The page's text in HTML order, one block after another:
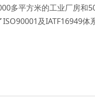
多平方米的工业厂房和
及IATF16949体